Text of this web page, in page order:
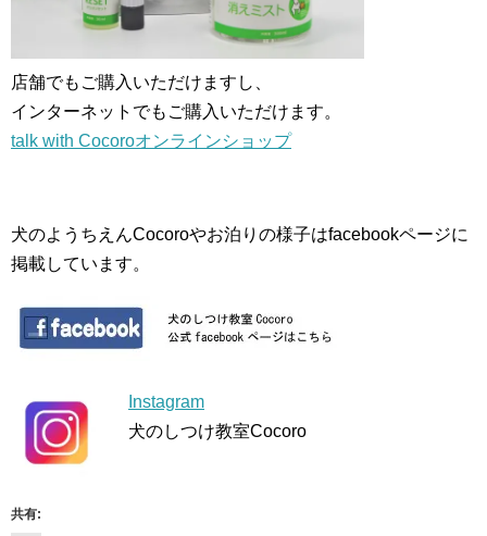
店舗でもご購入いただけますし、
インターネットでもご購入いただけます。
talk with Cocoroオンラインショップ
犬のようちえんCocoroやお泊りの様子はfacebookページに
掲載しています。
Instagram
犬のしつけ教室Cocoro
共有: